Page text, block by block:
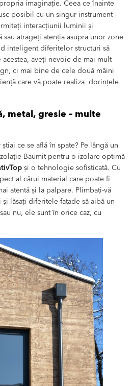
imaginație. Ceea ce înainte
posibil cu un singur instrument -
interacțiunii luminii și
atrageți atenția asupra unor zone
inteligent diferitelor structuri să
aveți nevoie de mai mult
ci mai bine de cele două mâini
care vă poate realiza dorințele
metal, gresie – multe
ce se află în spate? Pe lângă un
Baumit pentru o izolare optimă
și o tehnologie sofisticată. Cu
al cărui material care poate fi
atentă și la palpare. Plimbați-vă
lăsați diferitele fațade să aibă un
nu, ele sunt în orice caz, cu